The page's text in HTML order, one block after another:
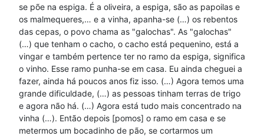
se põe na espiga. É a oliveira, a espiga, são as papoilas e
os malmequeres,… e a vinha, apanha-se (…) os rebentos
das cepas, o povo chama as "galochas". As "galochas"
(…) que tenham o cacho, o cacho está pequenino, está a
vingar e também pertence ter no ramo da espiga, significa
o vinho. Esse ramo punha-se em casa. Eu ainda cheguei a
fazer, ainda há poucos anos fiz isso. (…) Agora temos uma
grande dificuldade, (…) as pessoas tinham terras de trigo
e agora não há. (…) Agora está tudo mais concentrado na
vinha (…). Então depois [pomos] o ramo em casa e se
metermos um bocadinho de pão, se cortarmos um